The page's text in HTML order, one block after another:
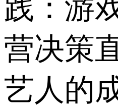
践：游
营决策
艺人的